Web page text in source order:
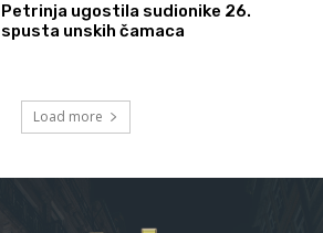
Petrinja ugostila sudionike 26.
spusta unskih čamaca
Load more